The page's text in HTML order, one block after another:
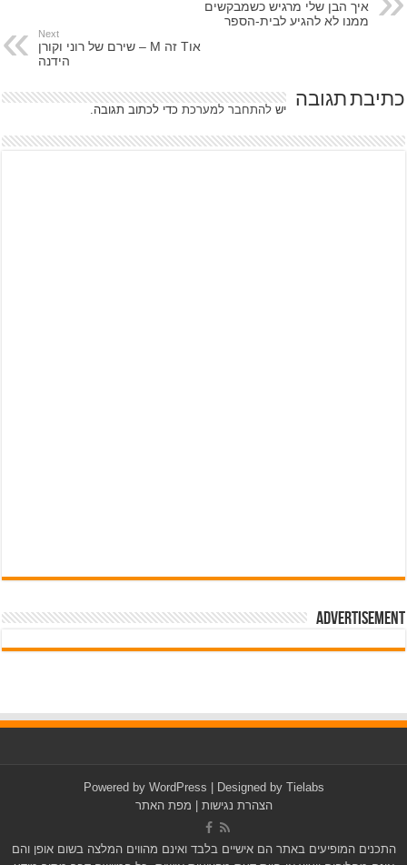
איך הבן שלי מרגיש כשמבקשים
ממנו לא להגיע לבית-הספר
Next
אוT זה M – שירם של רוני וקורן
הידנה
כתיבת תגובה ישלהתחבר למערכת כדי לכתוב תגובה.
Advertisement
Powered by WordPress | Designed by Tielabs
הצהרת נגישות
מפת האתר
התכנים המופיעים באתר הם אישיים בלבד ואינם מהווים המלצה בשום אופן והם